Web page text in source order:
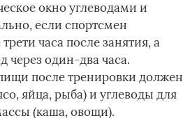
окно углеводами и
если спортсмен
часа после занятия, а
через один-два часа.
после тренировки должен
яйца, рыба) и углеводы для
(каша, овощи).